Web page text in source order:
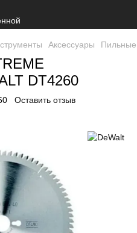
Аксессуары Пильные
DT4260
Оставить отзыв